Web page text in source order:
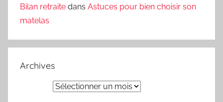
Bilan retraite dans Astuces pour bien choisir son
matelas
Archives